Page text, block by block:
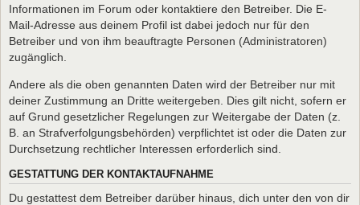
Informationen im Forum oder kontaktiere den Betreiber. Die E-
Mail-Adresse aus deinem Profil ist dabei jedoch nur für den
Betreiber und von ihm beauftragte Personen (Administratoren)
zugänglich.
Andere als die oben genannten Daten wird der Betreiber nur mit
deiner Zustimmung an Dritte weitergeben. Dies gilt nicht, sofern er
auf Grund gesetzlicher Regelungen zur Weitergabe der Daten (z.
B. an Strafverfolgungsbehörden) verpflichtet ist oder die Daten zur
Durchsetzung rechtlicher Interessen erforderlich sind.
GESTATTUNG DER KONTAKTAUFNAHME
Du gestattest dem Betreiber darüber hinaus, dich unter den von dir